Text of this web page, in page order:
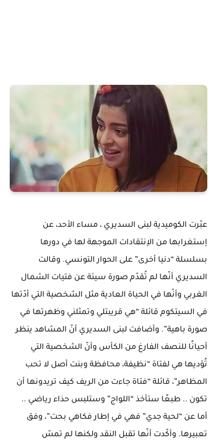
عبّرت الكوميدية لبنى السديري ، مساء الأحد، عن
اِستغرابها من الاِنتقادات الموجهة لها في دورها
بسلسلة “دنيا أخرى” على الحوار التونسي. وقالت
السديري أنّها لم تُقدّم صورة سيئة عن فتيات الشمال
الغربي وأنّها في الحياة العادية مثل الشخصية التي أدّتها
في السيتكوم قائلة “هي قريبتلي وتمثلني وظهرتها في
صورة باهية”. وأضافت لبنى السديري أنّ المشاهد ينظر
أحيانًا للنصف الفارغ من الكأس وأنّ الشخصية التي
تُؤديها هي لفتاة “نظيفة، محافظة وبنت أصل لا تحب
المظاهر”، قائلة “فتاة جاءت من الريف كيف تريدونها أن
تكون .. طبعًا ستأخذ “اللواج” وستلبس حذاء رياضي ..
أما عن “لحية جدي” فهي في إطار فكاهي بحت”، وفق
تعبيرها. وأكّدت أنّها تقبل النقد ولكنها لم تمسّ